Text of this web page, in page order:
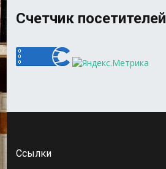
Счетчик посетителей
Ссылки